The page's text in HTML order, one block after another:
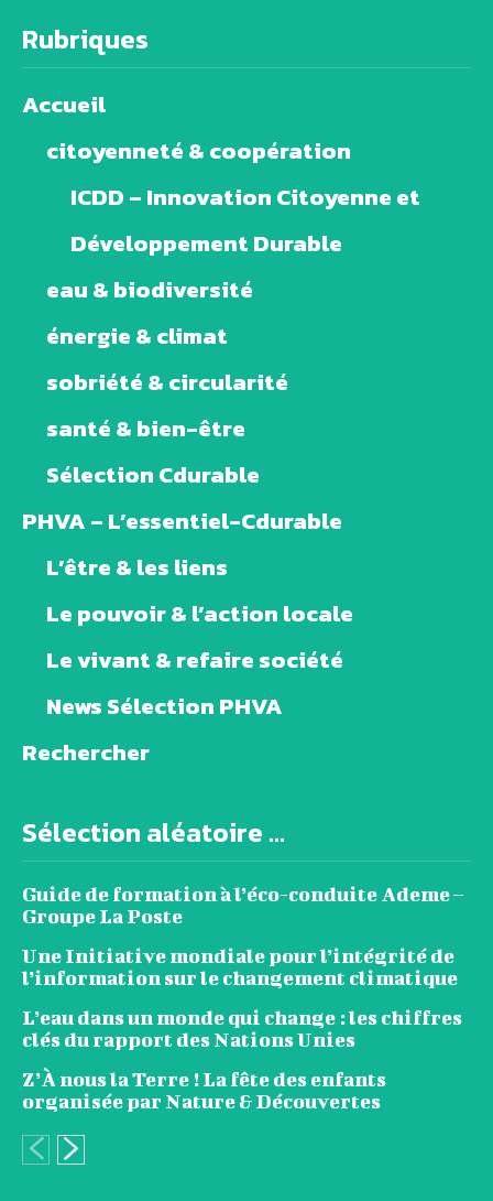
Rubriques
Accueil
citoyenneté & coopération
ICDD – Innovation Citoyenne et
Développement Durable
eau & biodiversité
énergie & climat
sobriété & circularité
santé & bien-être
Sélection Cdurable
PHVA – L’essentiel-Cdurable
L’être & les liens
Le pouvoir & l’action locale
Le vivant & refaire société
News Sélection PHVA
Rechercher
Sélection aléatoire ...
Guide de formation à l’éco-conduite Ademe –
Groupe La Poste
Une Initiative mondiale pour l’intégrité de
l’information sur le changement climatique
L’eau dans un monde qui change : les chiffres
clés du rapport des Nations Unies
Z’À nous la Terre ! La fête des enfants
organisée par Nature & Découvertes